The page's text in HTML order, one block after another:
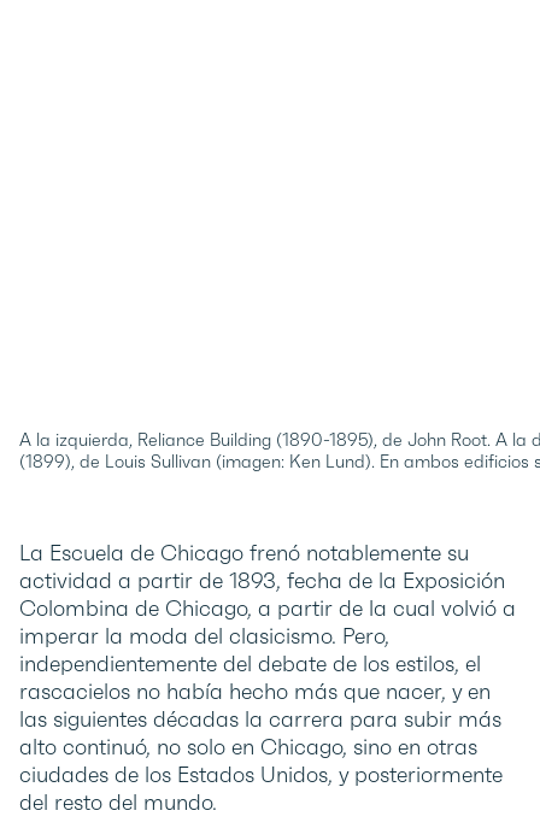
A la izquierda, Reliance Building (1890-1895), de John Root. A
(1899), de Louis Sullivan (imagen: Ken Lund). En ambos
La Escuela de Chicago frenó notablemente su
actividad a partir de 1893, fecha de la Exposición
Colombina de Chicago, a partir de la cual volvió a
imperar la moda del clasicismo. Pero,
independientemente del debate de los estilos, el
rascacielos no había hecho más que nacer, y en
las siguientes décadas la carrera para subir más
alto continuó, no solo en Chicago, sino en otras
ciudades de los Estados Unidos, y posteriormente
del resto del mundo.